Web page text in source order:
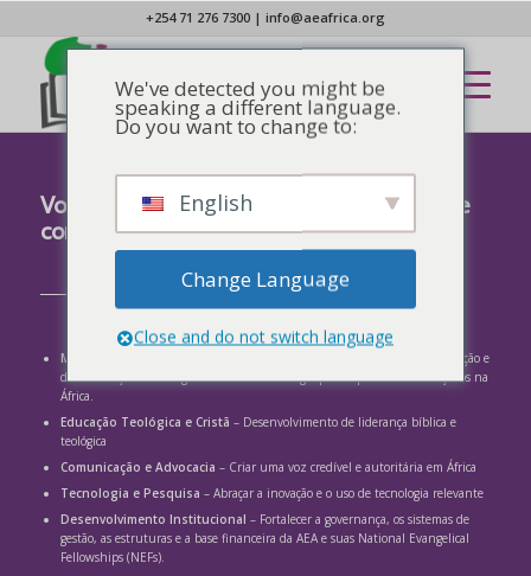
+254 71 276 7300| info@aeafrica.org
Você pode indicar sua doação na seção de
comentários:
Missão Integral
– Transformação de vidas na África por meio da proclamação e
demonstração do evangelho e do alcance de grupos de povos não alcançados na
África.
Educação Teológica e Cristã – Desenvolvimento de liderança bíblica e
teológica
Comunicação e Advocacia – Criar uma voz credível e autoritária em África
Tecnologia e Pesquisa – Abraçar a inovação e o uso de tecnologia relevante
Desenvolvimento Institucional – Fortalecer a governança, os sistemas de
gestão, as estruturas e a base financeira da AEA e suas National Evangelical
Fellowships (NEFs).
We've detected you might be
speaking a different language.
Do you want to change to:
English
Change Language
Close and do not switch language